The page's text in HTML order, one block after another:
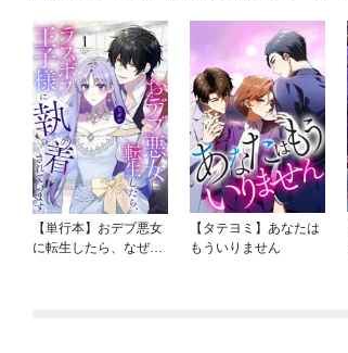
【単行本】おデブ悪女
に転生したら、なぜか
【タテヨミ】あなたは
もういりません